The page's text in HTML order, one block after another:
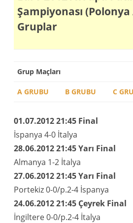
Şampiyonası
Gruplar
Grup Maçları
A GRUBU B GRUBU C
01.07.201221:45 Final
İspanya 4-0 İtalya
28.06.201221:45 Yarı Final
Almanya 1-2 İtalya
27.06.201221:45 Yarı Final
Portekiz 0-0/p.2-4 İspanya
24.06.201221:45 Çeyrek Final
İngiltere 0-0/p.2-4 İtalya